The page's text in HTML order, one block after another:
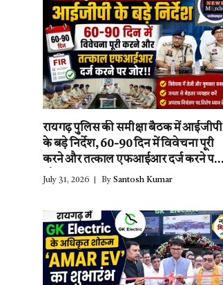
रायगढ़ पुलिस की समीक्षा बैठक में आईजीपी
के बड़े निर्देश, 60-90 दिन में विवेचना पूरी
करने और तत्काल एफआईआर दर्ज करने पर
जोर!!
July 31, 2026 By Santosh Kumar